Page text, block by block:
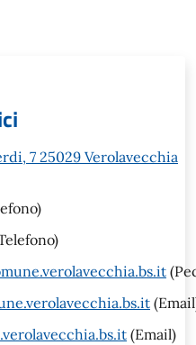
7 25029 Verolavecchia
(Email)